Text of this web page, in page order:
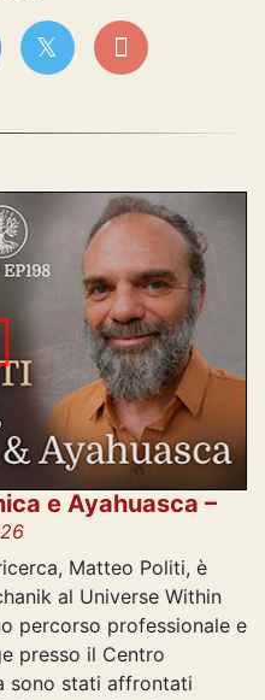
e Ayahuasca –
Matteo Politi, è
al Universe Within
percorso professionale e
presso il Centro
sono stati affrontati